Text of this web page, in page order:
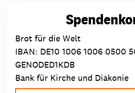
Brot für die Welt
IBAN: DE10 1006 1006 0500
GENODED1KDB
Bank für Kirche und Diakonie